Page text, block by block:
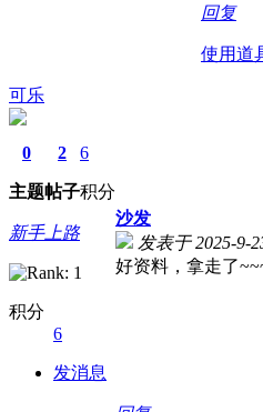
回复
使用道
可乐
0
主题
2
帖子
6
积分
新手上路
积分
6
发消息
沙发
发表于 2025-9-
好资料，拿走了